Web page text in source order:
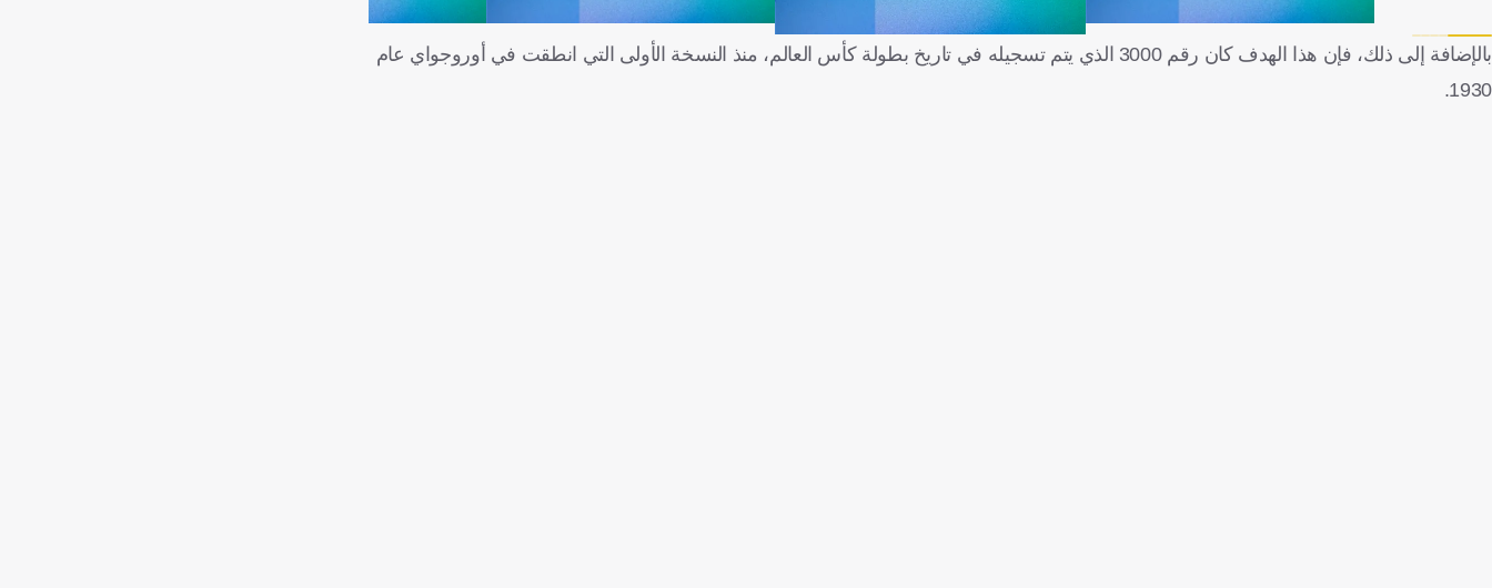
بالإضافة إلى ذلك، فإن هذا الهدف كان رقم 3000 الذي يتم تسجيله في تاريخ بطولة كأس العالم، منذ النسخة الأولى التي انطقت في أوروجواي عام
1930.